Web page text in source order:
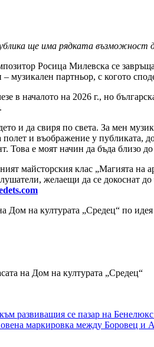
ще има рядката възможност
Росица Милевска се
музикален партньор, с когото
в началото на 2026 г., но
и да свиря по света. За мен
полет и въображение у
Това е моят начин да бъда близо
майсторския клас „Магията на
желаещи да се докоснат до
Дом на културата „Средец“ по
на Дом на културата „Средец“
развиващия се пазар на
маркировка между Боровец и